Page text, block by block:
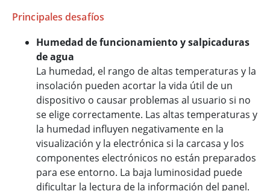
Principales desafíos
Humedad de funcionamiento y salpicaduras
de agua
La humedad, el rango de altas temperaturas y la
insolación pueden acortar la vida útil de un
dispositivo o causar problemas al usuario si no
se elige correctamente. Las altas temperaturas y
la humedad influyen negativamente en la
visualización y la electrónica si la carcasa y los
componentes electrónicos no están preparados
para ese entorno. La baja luminosidad puede
dificultar la lectura de la información del panel.